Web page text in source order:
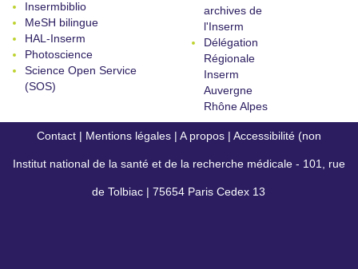
Insermbiblio
MeSH bilingue
HAL-Inserm
Photoscience
Science Open Service
(SOS)
archives de
l'Inserm
Délégation
Régionale
Inserm
Auvergne
Rhône Alpes
Contact | Mentions légales | A propos | Accessibilité (non
conforme)
Institut national de la santé et de la recherche médicale - 101, rue
de Tolbiac | 75654 Paris Cedex 13